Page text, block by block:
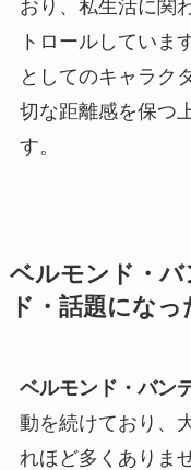
おり、私生活に関
トロールしていま
としてのキャラク
切な距離感を保つ
す。
ベルモンド・
ド・話題にな
ベルモンド・バン
動を続けており、
れほど多くありま